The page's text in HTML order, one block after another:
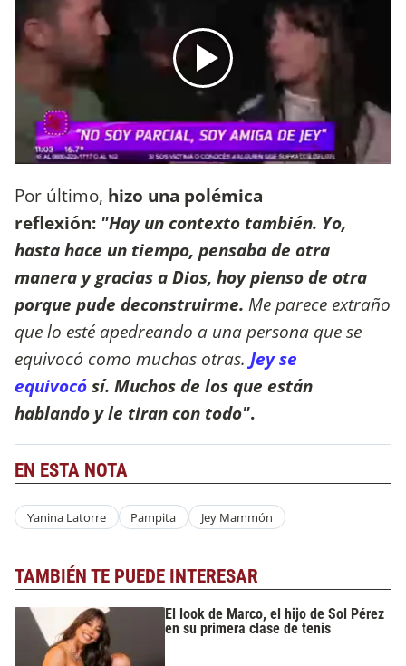
Por último, hizo una polémica
reflexión: "Hay un contexto también. Yo,
hasta hace un tiempo, pensaba de otra
manera y gracias a Dios, hoy pienso de otra
porque pude deconstruirme. Me parece extraño
que lo esté apedreando a una persona que se
equivocó como muchas otras. Jey se
equivocósí. Muchos de los que están
hablando y le tiran con todo".
EN ESTA NOTA
Yanina Latorre Pampita Jey Mammón
TAMBIÉN TE PUEDE INTERESAR
El look de Marco, el hijo de Sol Pérez
en su primera clase de tenis